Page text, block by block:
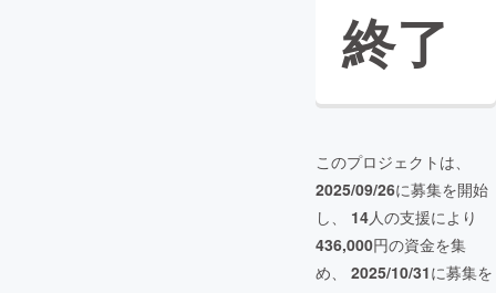
終了
このプロジェクトは、
2025/09/26に募集を開始
し、 14人の支援により
436,000円の資金を集
め、 2025/10/31に募集を